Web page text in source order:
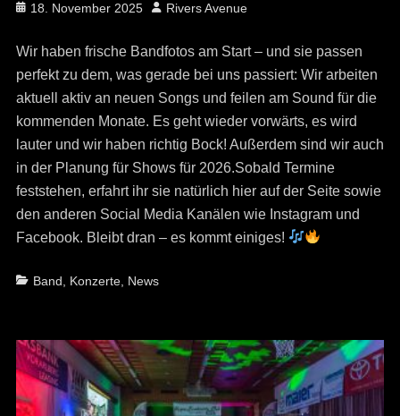
Posted
18. November 2025 Author
Rivers Avenue
Wir haben frische Bandfotos am Start – und sie passen
perfekt zu dem, was gerade bei uns passiert: Wir arbeiten
aktuell aktiv an neuen Songs und feilen am Sound für die
kommenden Monate. Es geht wieder vorwärts, es wird
lauter und wir haben richtig Bock! Außerdem sind wir auch
in der Planung für Shows für 2026.Sobald Termine
feststehen, erfahrt ihr sie natürlich hier auf der Seite sowie
den anderen Social Media Kanälen wie Instagram und
Facebook. Bleibt dran – es kommt einiges!
Categories
Band Konzerte, News